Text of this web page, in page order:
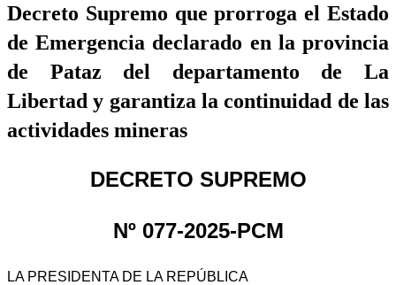
Decreto Supremo que prorroga el Estado
de Emergencia declarado en la provincia
de Pataz del departamento de La
Libertad y garantiza la continuidad de las
actividades mineras
DECRETO SUPREMO
Nº 077-2025-PCM
LA PRESIDENTA DE LA REPÚBLICA